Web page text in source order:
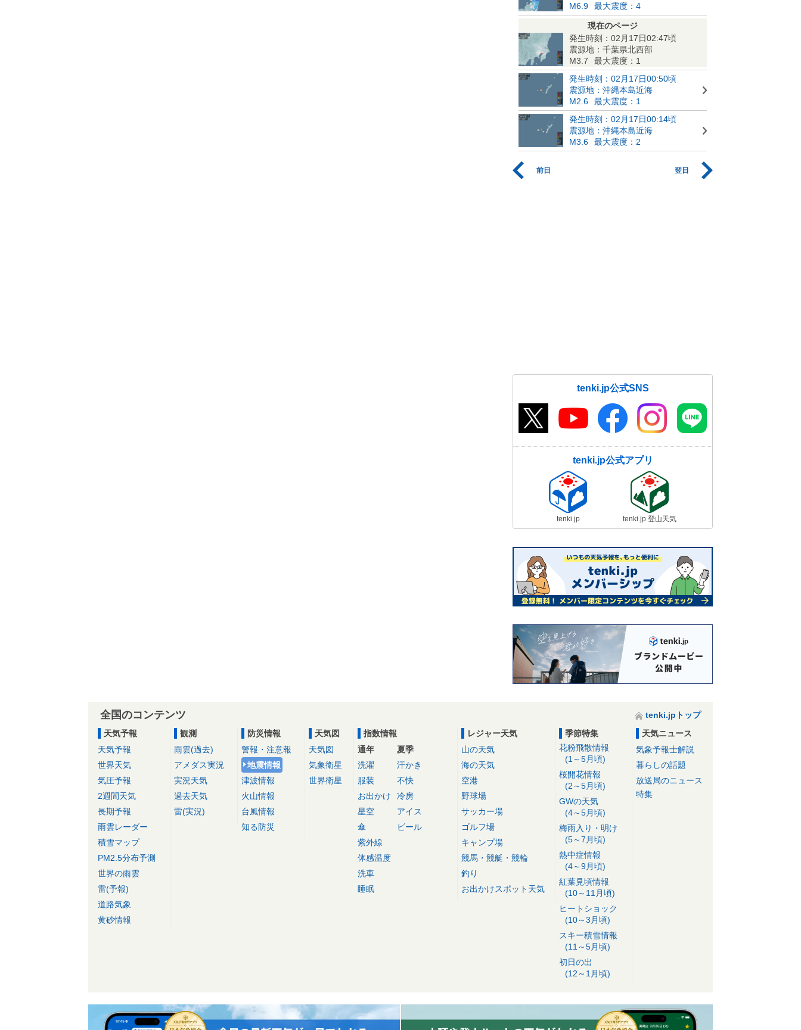
M6.9
最大震度：4
現在のページ
発生時刻：02月17日02:47頃
震源地：千葉県北西部
M3.7
最大震度：1
発生時刻：02月17日00:50頃
震源地：沖縄本島近海
M2.6
最大震度：1
発生時刻：02月17日00:14頃
震源地：沖縄本島近海
M3.6
最大震度：2
前日 翌日
tenki.jp公式SNS
tenki.jp公式アプリ
tenki.jp tenki.jp 登山天気
全国のコンテンツ
tenki.jpトップ
天気予報
天気予報
世界天気
気圧予報
2週間天気
長期予報
雨雲レーダー
積雪マップ
PM2.5分布予測
世界の雨雲
雷(予報)
道路気象
黄砂情報
観測
雨雲(過去)
アメダス実況
実況天気
過去天気
雷(実況)
防災情報
警報・注意報
地震情報
津波情報
火山情報
台風情報
知る防災
天気図
天気図
気象衛星
世界衛星
指数情報
通年
洗濯
服装
お出かけ
星空
傘
紫外線
体感温度
洗車
睡眠
夏季
汗かき
不快
冷房
アイス
ビール
レジャー天気
山の天気
海の天気
空港
野球場
サッカー場
ゴルフ場
キャンプ場
競馬・競艇・競輪
釣り
お出かけスポット天気
季節特集
花粉飛散情報
(1～5月頃)
桜開花情報
(2～5月頃)
GWの天気
(4～5月頃)
梅雨入り・明け
(5～7月頃)
熱中症情報
(4～9月頃)
紅葉見頃情報
(10～11月頃)
ヒートショック
(10～3月頃)
スキー積雪情報
(11～5月頃)
初日の出
(12～1月頃)
天気ニュース
気象予報士解説
暮らしの話題
放送局のニュース
特集